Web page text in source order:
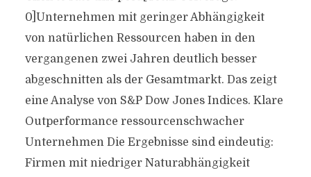
0]Unternehmen mit geringer Abhängigkeit
von natürlichen Ressourcen haben in den
vergangenen zwei Jahren deutlich besser
abgeschnitten als der Gesamtmarkt. Das zeigt
eine Analyse von S&P Dow Jones Indices. Klare
Outperformance ressourcenschwacher
Unternehmen Die Ergebnisse sind eindeutig:
Firmen mit niedriger Naturabhängigkeit